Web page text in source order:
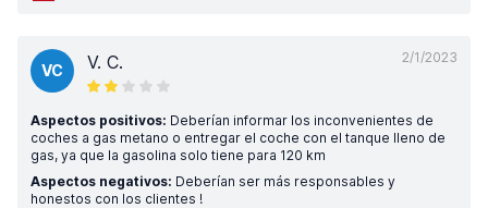
2/1/2023
VC V. C.
Aspectos positivos: Deberían informar los inconvenientes de
coches a gas metano o entregar el coche con el tanque lleno de
gas, ya que la gasolina solo tiene para 120 km
Aspectos negativos: Deberían ser más responsables y
honestos con los clientes !